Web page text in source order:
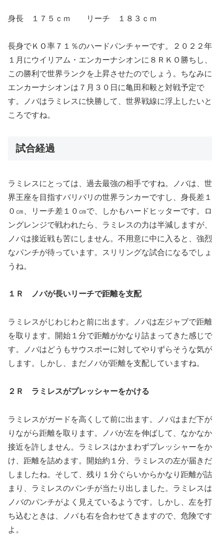
身長 １７５ｃｍ リーチ １８３ｃｍ
長身でＫＯ率７１％のハードパンチャーです。２０２２年
１月にウイリアム・エンカーナシオンに８ＲＫＯ勝ちし、
この勝利で世界ランクを上昇させたのでしょう。ちなみに
エンカーナシオンは７月３０日に亀田和毅と対戦予定で
す。ノバはラミレスに快勝して、世界戦線に浮上したいと
ころですね。
試合経過
ラミレスにとっては、過去最強の相手ですね。ノバは、世
界王座を目指すバリバリの世界ランカーですし、身長差１
０㎝、リーチ差１０㎝で、しかもハードヒッターです。ロ
ングレンジで戦われたら、ラミレスの力は半減しますが、
ノバは接近戦も苦にしません。不用意に中に入ると、強烈
なパンチが待っています。スリリングな試合になるでしょ
うね。
１Ｒ ノバが長いリーチで距離を支配
ラミレスがじわじわと前に出ます。ノバは左ジャブで距離
を取ります。開始１分で距離がかなり詰まってきた感じで
す。ノバはどうもサウスポーに対してやりずらそうな気が
します。しかし、まだノバが距離を支配していますね。
２Ｒ ラミレスがプレッシャーをかける
ラミレスがガードを高くして前に出ます。ノバはまだ下が
りながら距離を取ります。ノバが左を伸ばして、なかなか
接近を許しません。ラミレスはかまわずプレッシャーをか
け、距離を詰めます。開始約１分、ラミレスの左が届きだ
しましたね。そして、残り１分ぐらいからかなり距離が詰
まり、ラミレスのパンチが当たり出しました。ラミレスは
ノバのパンチがよく見えているようです。しかし、左を打
ち込むときは、ノバも右を合わせてきますので、危険です
よ。